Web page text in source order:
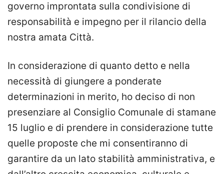
governo improntata sulla condivisione di
responsabilità e impegno per il rilancio della
nostra amata Città.
In considerazione di quanto detto e nella
necessità di giungere a ponderate
determinazioni in merito, ho deciso di non
presenziare al Consiglio Comunale di stamane
15 luglio e di prendere in considerazione tutte
quelle proposte che mi consentiranno di
garantire da un lato stabilità amministrativa, e